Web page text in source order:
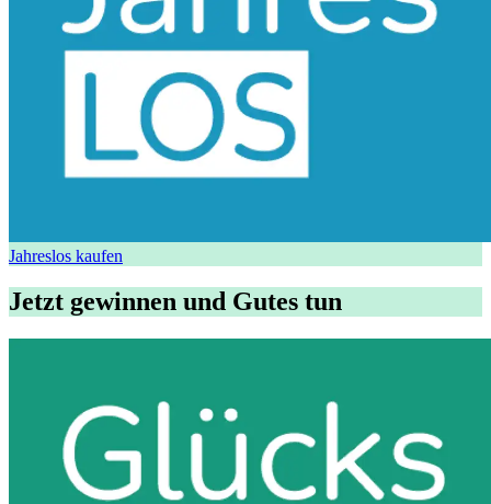
Jahreslos kaufen
Jetzt gewinnen und Gutes tun